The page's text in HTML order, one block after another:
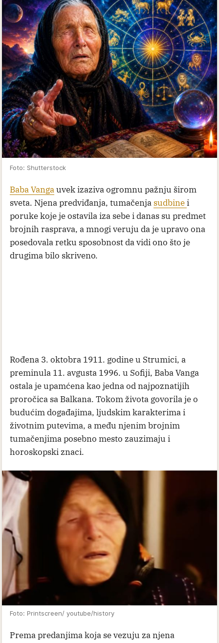
Foto: Shutterstock
Baba Vangauvek izaziva ogromnu pažnju širom
sveta. Njena predviđanja, tumačenja sudbinei
poruke koje je ostavila iza sebe i danas su predmet
brojnih rasprava, a mnogi veruju da je upravo ona
posedovala retku sposobnost da vidi ono što je
drugima bilo skriveno.
Rođena 3. oktobra 1911. godine u Strumici, a
preminula 11. avgusta 1996. u Sofiji, Baba Vanga
ostala je upamćena kao jedna od najpoznatijih
proročica sa Balkana. Tokom života govorila je o
budućim događajima, ljudskim karakterima i
životnim putevima, a među njenim brojnim
tumačenjima posebno mesto zauzimaju i
horoskopski znaci.
Foto: Printscreen/ youtube/history
Prema predanjima koja se vezuju za njena